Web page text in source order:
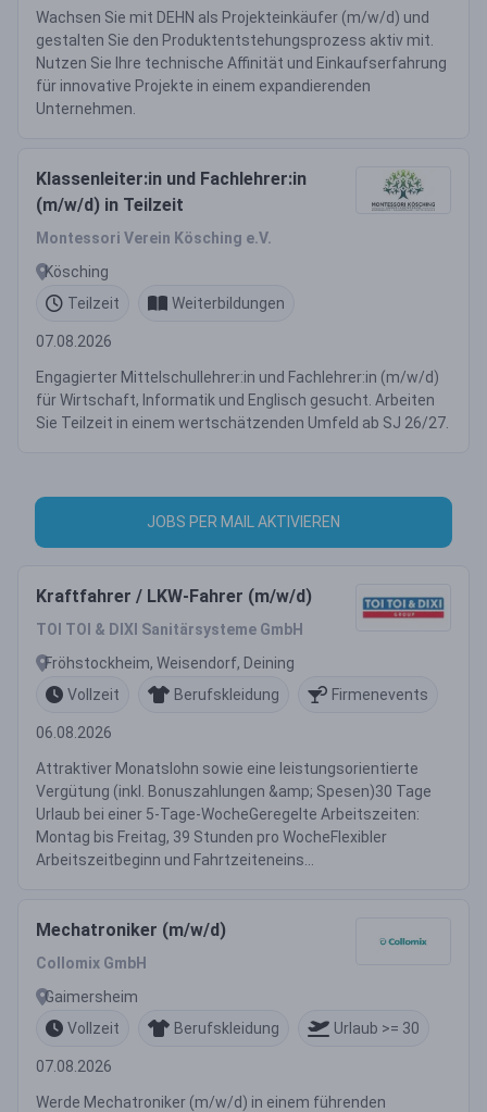
Wachsen Sie mit DEHN als Projekteinkäufer (m/w/d) und
gestalten Sie den Produktentstehungsprozess aktiv mit.
Nutzen Sie Ihre technische Affinität und Einkaufserfahrung
für innovative Projekte in einem expandierenden
Unternehmen.
Klassenleiter:in und Fachlehrer:in
(m/w/d) in Teilzeit
Montessori Verein Kösching e.V.
Kösching
Teilzeit
Weiterbildungen
07.08.2026
Engagierter Mittelschullehrer:in und Fachlehrer:in (m/w/d)
für Wirtschaft, Informatik und Englisch gesucht. Arbeiten
Sie Teilzeit in einem wertschätzenden Umfeld ab SJ 26/27.
JOBS PER MAIL AKTIVIEREN
Kraftfahrer / LKW-Fahrer (m/w/d)
TOI TOI & DIXI Sanitärsysteme GmbH
Fröhstockheim, Weisendorf, Deining
Vollzeit
Berufskleidung Firmenevents
06.08.2026
Attraktiver Monatslohn sowie eine leistungsorientierte
Vergütung (inkl. Bonuszahlungen &amp; Spesen)30 Tage
Urlaub bei einer 5-Tage-WocheGeregelte Arbeitszeiten:
Montag bis Freitag, 39 Stunden pro WocheFlexibler
Arbeitszeitbeginn und Fahrtzeiteneins...
Mechatroniker (m/w/d)
Collomix GmbH
Gaimersheim
Vollzeit
Berufskleidung Urlaub >= 30
07.08.2026
Werde Mechatroniker (m/w/d) in einem führenden